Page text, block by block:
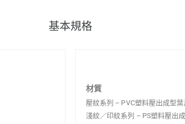
基本規格
材質
壓紋系列 – PVC塑料壓出成型
淺紋／印紋系列 – PS塑料壓出